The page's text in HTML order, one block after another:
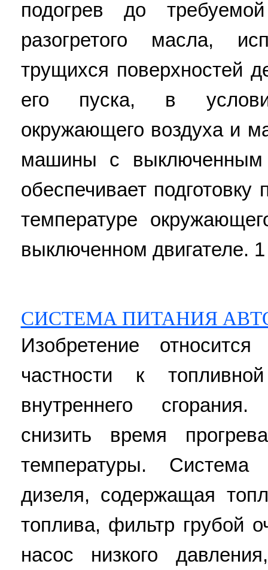
подогрев до
разогретого масла,
трущихся поверхностей
его пуска, в
окружающего воздуха и
машины с выключенным
обеспечивает подготовку
температуре
выключенном двигателе.
СИСТЕМА ПИТАНИЯ
Изобретение
частности к
внутреннего
снизить время
температуры. Система
дизеля, содержащая
топлива, фильтр грубой
насос низкого